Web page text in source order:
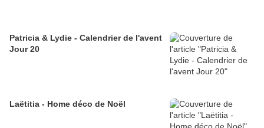
Patricia & Lydie - Calendrier de l'avent
Jour 20
Laëtitia - Home déco de Noël